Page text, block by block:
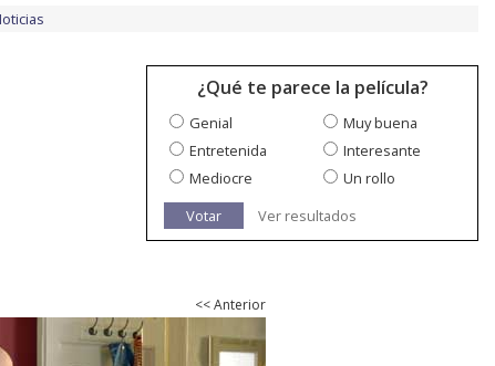
¿Qué te parece la película?
Genial
Muy buena
Entretenida
Interesante
Mediocre
Un rollo
Votar
Ver resultados
<< Anterior